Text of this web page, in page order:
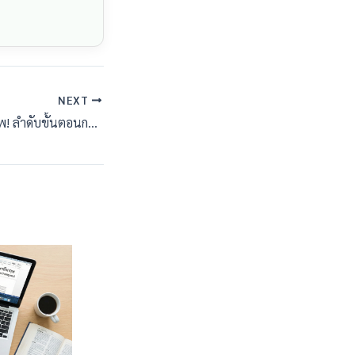
NEXT
วาดแผนผัง IS ขั้นเทพ! ลำดับขั้นตอนการวาง Outline แบบมือโปรที่ใครก็ทำตามได้